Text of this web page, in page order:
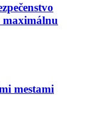
mestami